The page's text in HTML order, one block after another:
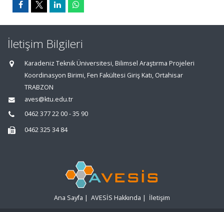
İletişim Bilgileri
Karadeniz Teknik Üniversitesi, Bilimsel Araştırma Projeleri
Koordinasyon Birimi, Fen Fakültesi Giriş Katı, Ortahisar
TRABZON
aves@ktu.edu.tr
0462 377 22 00 - 35 90
0462 325 34 84
Ana Sayfa | AVESİS Hakkında | İletişim